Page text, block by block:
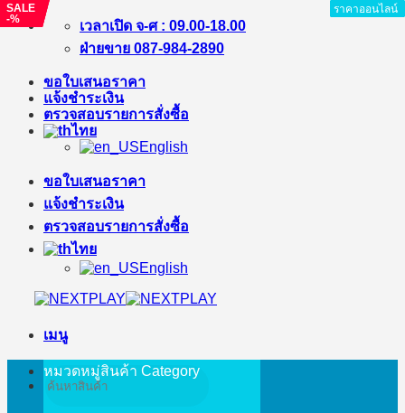
ข้าม
เนื้อหา
เวลาเปิด จ-ศ : 09.00-18.00
ฝ่ายขาย 087-984-2890
ขอใบเสนอราคา
แจ้งชำระเงิน
ตรวจสอบรายการสั่งซื้อ
ไทย
English
ขอใบเสนอราคา
แจ้งชำระเงิน
ตรวจสอบรายการสั่งซื้อ
ไทย
English
เมนู
ค้นหา:
หมวดหมู่สินค้า Category
ราคาออนไลน์
SALE
-%
ราคาออนไลน์
ราคาออนไลน์
ราคาออนไลน์
ราคาออนไลน์
ราคาออนไลน์
SALE
-%
ราคาออนไลน์
SALE
-%
ราคาออนไลน์